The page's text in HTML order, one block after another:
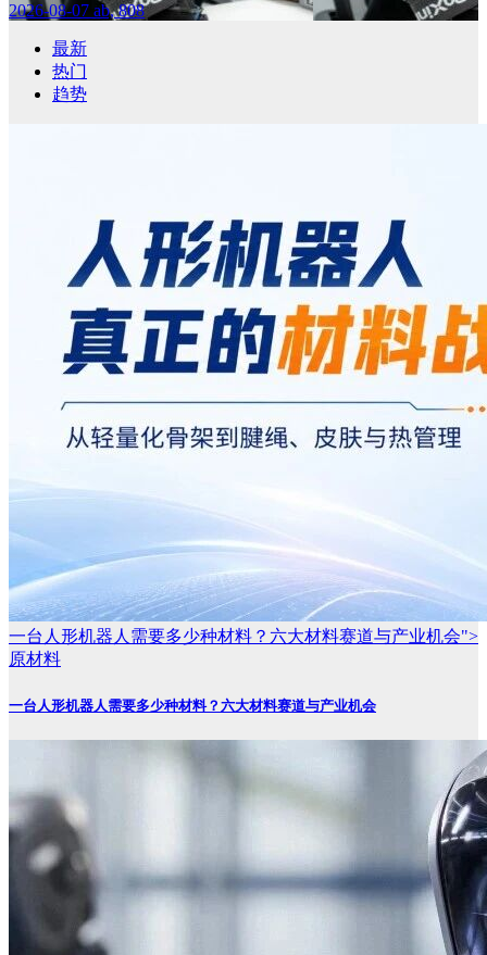
2026-08-07 ab, 808
最新
热门
趋势
一台人形机器人需要多少种材料？六大材料赛道与产业机会">
原材料
一台人形机器人需要多少种材料？六大材料赛道与产业机会